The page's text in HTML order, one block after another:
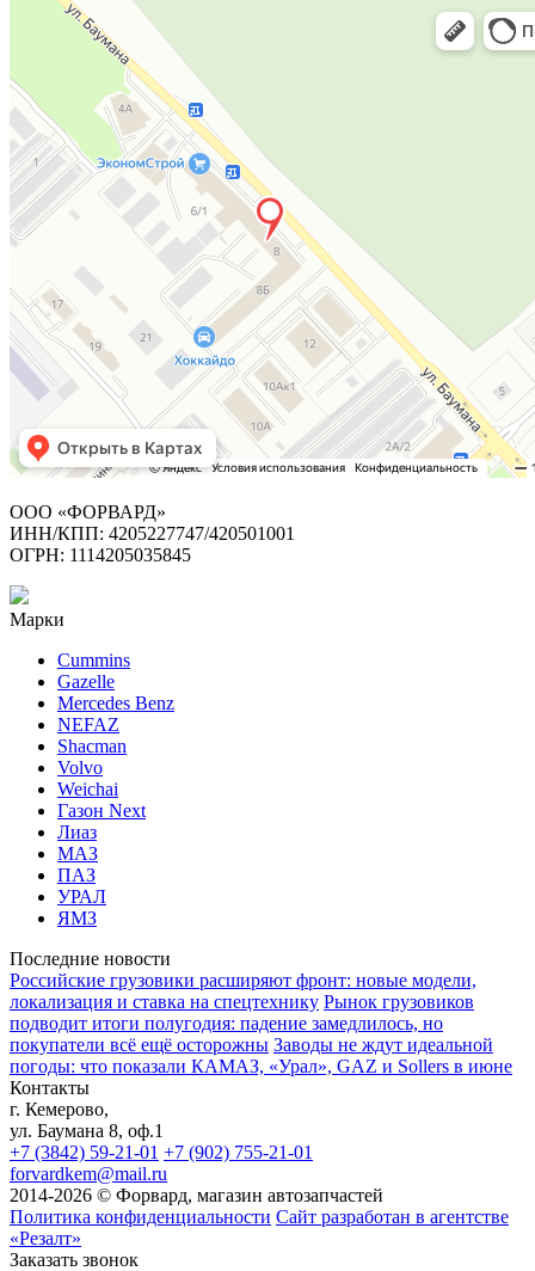
ООО «ФОРВАРД»
ИНН/КПП: 4205227747/420501001
ОГРН: 1114205035845
Марки
Cummins
Gazelle
Mercedes Benz
NEFAZ
Shacman
Volvo
Weichai
Газон Next
Лиаз
МАЗ
ПАЗ
УРАЛ
ЯМЗ
Последние новости
Российские грузовики расширяют фронт: новые модели,
локализация и ставка на спецтехнику Рынок грузовиков
подводит итоги полугодия: падение замедлилось, но
покупатели всё ещё осторожны Заводы не ждут идеальной
погоды: что показали КАМАЗ, «Урал», GAZ и Sollers в июне
Контакты
г. Кемерово,
ул. Баумана 8, оф.1
+7 (3842) 59-21-01 +7 (902) 755-21-01
forvardkem@mail.ru
2014-2026 © Форвард, магазин автозапчастей
Политика конфиденциальности Сайт разработан в агентстве
«Резалт»
Заказать звонок